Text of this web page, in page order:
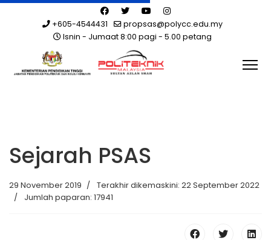
+605-4544431
propsas@polycc.edu.my
Isnin - Jumaat 8:00 pagi - 5.00 petang
Sejarah PSAS
29 November 2019
Terakhir dikemaskini: 22 September 2022
Jumlah paparan: 17941